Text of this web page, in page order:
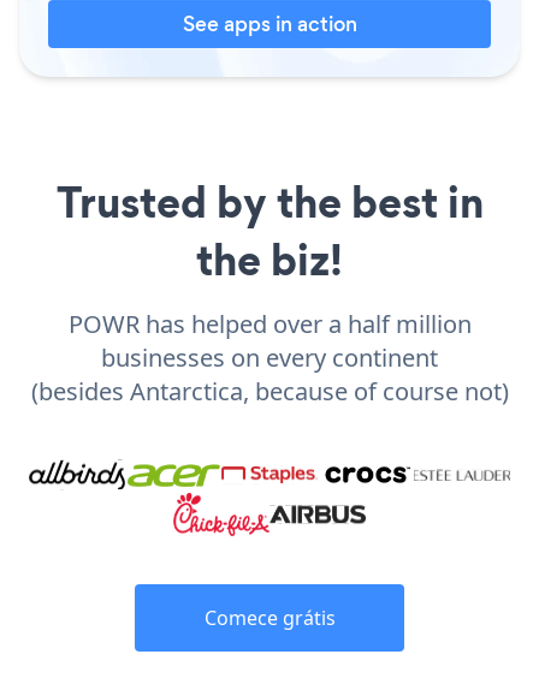
See apps in action
Trusted by the best in
the biz!
POWR has helped over a half million
businesses on every continent
(besides Antarctica, because of course not)
Comece grátis